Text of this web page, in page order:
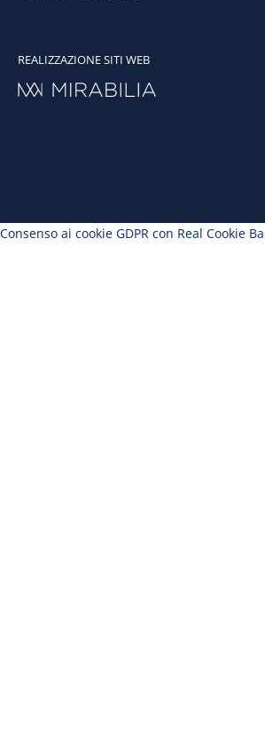
REALIZZAZIONE SITI WEB
Consenso ai cookie GDPR con Real Cookie